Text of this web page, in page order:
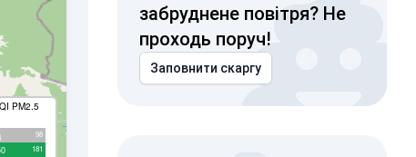
PM2.5
98
181
забруднене повітря? Не
проходь поруч!
Заповнити скаргу